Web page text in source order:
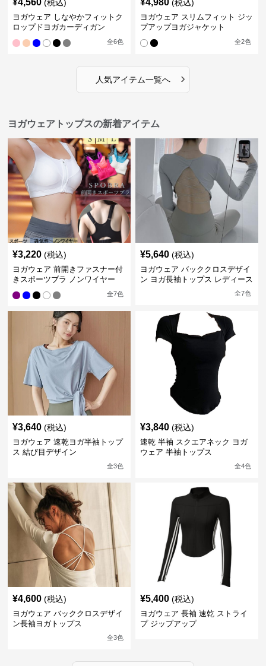
¥4,560 (税込)
ヨガウェア しなやかフィットク
ロップドヨガカーディガン
全6色
¥4,980 (税込)
ヨガウェア スリムフィット ジッ
プアップヨガジャケット
全2色
人気アイテム一覧へ ›
ヨガウェアトップスの新着アイテム
¥3,220 (税込)
ヨガウェア 前開きファスナー付
きスポーツブラ ノンワイヤー
全7色
¥5,640 (税込)
ヨガウェア バッククロスデザイ
ン ヨガ長袖トップス レディース
全7色
¥3,640 (税込)
ヨガウェア 速乾ヨガ半袖トップ
ス 結び目デザイン
全3色
¥3,840 (税込)
速乾 半袖 スクエアネック ヨガ
ウェア 半袖トップス
全4色
¥4,600 (税込)
ヨガウェア バッククロスデザイ
ン長袖ヨガトップス
全3色
¥5,400 (税込)
ヨガウェア 長袖 速乾 ストライ
プ ジップアップ